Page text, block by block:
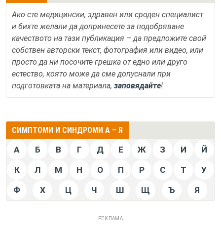
Ако сте медицински, здравен или сроден специалист
и бихте желали да допринесете за подобряване
качеството на тази публикация – да предложите свой
собствен авторски текст, фотография или видео, или
просто да ни посочите грешка от едно или друго
естество, която може да сме допуснали при
подготовката на материала, заповядайте!
СИМПТОМИ И СИНДРОМИ А – Я
А Б В Г Д Е Ж З И Й
К Л М Н О П Р С Т У
Ф Х Ц Ч Ш Щ Ъ Я
РЕКЛАМА